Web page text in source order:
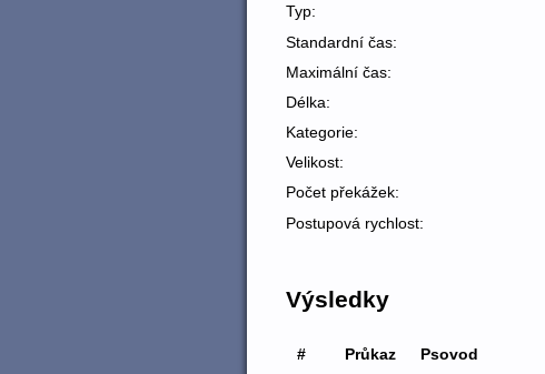
Typ:
Standardní čas:
Maximální čas:
Délka:
Kategorie:
Velikost:
Počet překážek:
Postupová rychlost:
Výsledky
# Průkaz Psovod